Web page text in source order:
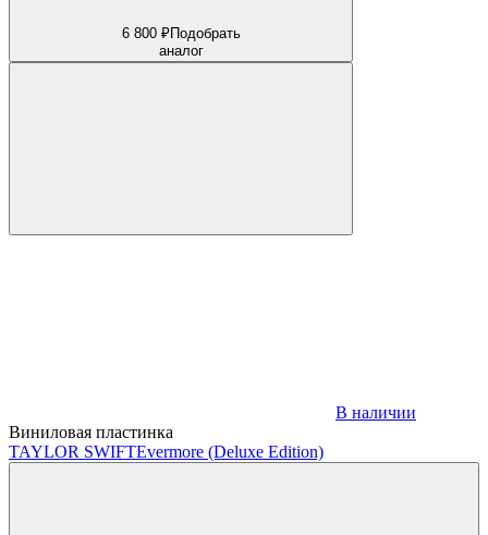
6 800 ₽Подобрать
аналог
В наличии
Виниловая пластинка
TAYLOR SWIFTEvermore (Deluxe Edition)